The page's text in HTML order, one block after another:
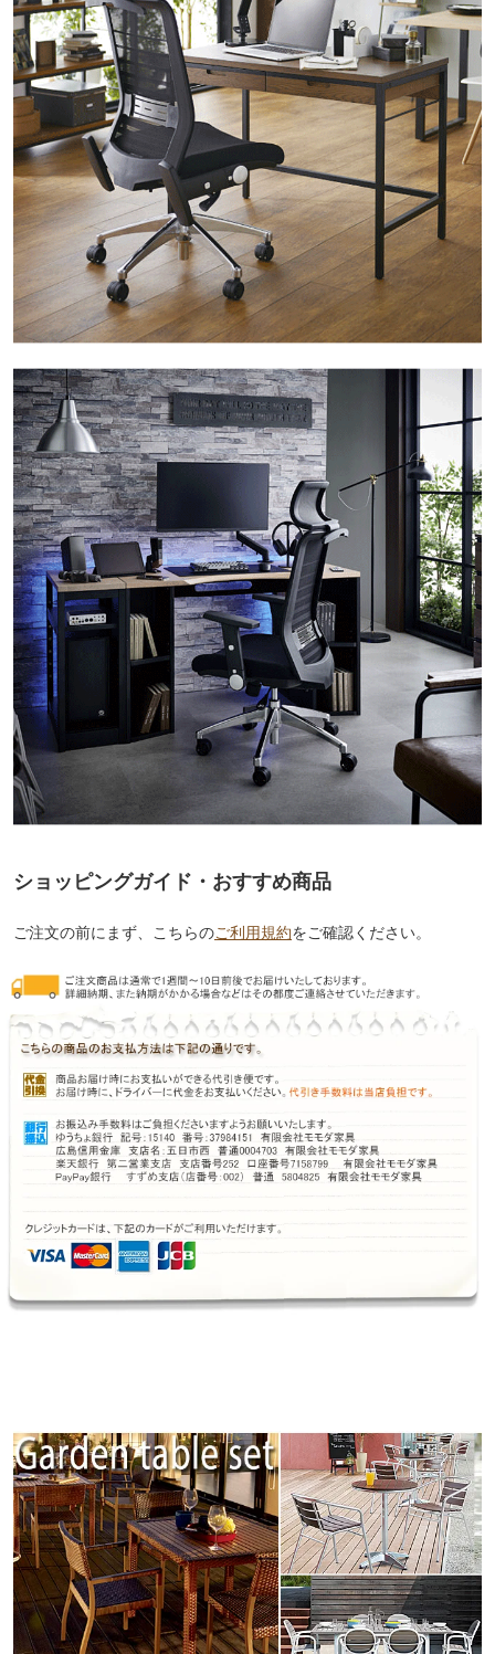
ショッピングガイド・おすすめ商品
ご注文の前にまず、こちらのご利用規約をご確認ください。